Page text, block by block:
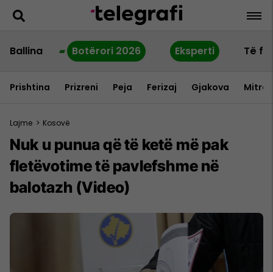
Ballina Botërori 2026 Eksperti Të
Prishtina Prizreni Peja Ferizaj Gjakova
Lajme > Kosovë
Nuk u punua që të ketë më pak
fletëvotime të pavlefshme në
balotazh (Video)